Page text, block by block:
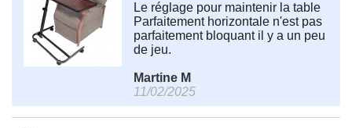
Le réglage pour maintenir la table
Parfaitement horizontale n'est pas
parfaitement bloquant il y a un peu
de jeu.
Martine M
11/02/2025